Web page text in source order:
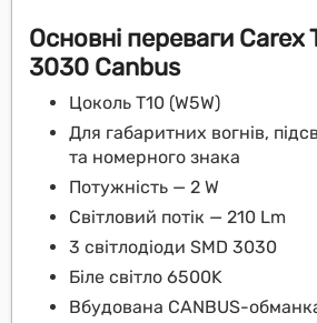
Основні переваги Carex
3030 Canbus
Цоколь T10 (W5W)
Для габаритних вогнів,
та номерного знака
Потужність — 2 W
Світловий потік — 210 Lm
3 світлодіоди SMD 3030
Біле світло 6500K
Вбудована CANBUS-